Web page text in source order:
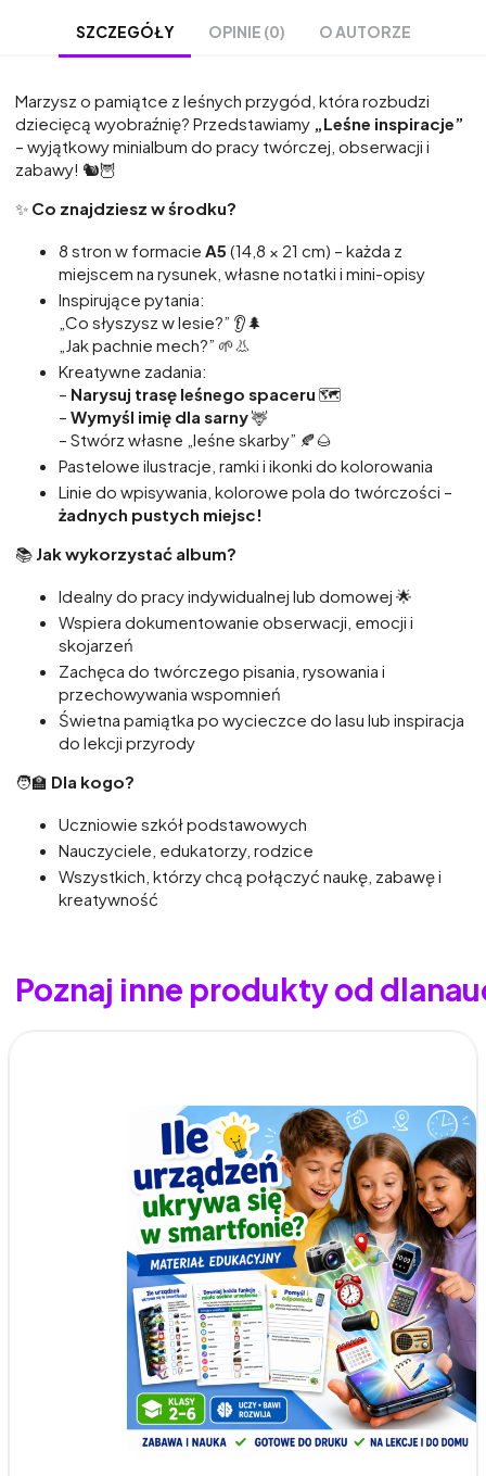
SZCZEGÓŁY OPINIE (0) O AUTORZE
Marzysz o pamiątce z leśnych przygód, która rozbudzi
dziecięcą wyobraźnię? Przedstawiamy „Leśne inspiracje”
– wyjątkowy minialbum do pracy twórczej, obserwacji i
zabawy! 🐿️🦉
✨ Co znajdziesz w środku?
8 stron w formacie A5 (14,8 × 21 cm) – każda z
miejscem na rysunek, własne notatki i mini-opisy
Inspirujące pytania:
„Co słyszysz w lesie?” 👂🌲
„Jak pachnie mech?” 🌱👃
Kreatywne zadania:
– Narysuj trasę leśnego spaceru 🗺️
– Wymyśl imię dla sarny🦌
– Stwórz własne „leśne skarby” 🍂🌰
Pastelowe ilustracje, ramki i ikonki do kolorowania
Linie do wpisywania, kolorowe pola do twórczości –
żadnych pustych miejsc!
📚 Jak wykorzystać album?
Idealny do pracy indywidualnej lub domowej 🌟
Wspiera dokumentowanie obserwacji, emocji i
skojarzeń
Zachęca do twórczego pisania, rysowania i
przechowywania wspomnień
Świetna pamiątka po wycieczce do lasu lub inspiracja
do lekcji przyrody
🧑‍🏫 Dla kogo?
Uczniowie szkół podstawowych
Nauczyciele, edukatorzy, rodzice
Wszystkich, którzy chcą połączyć naukę, zabawę i
kreatywność
Poznaj inne produkty od